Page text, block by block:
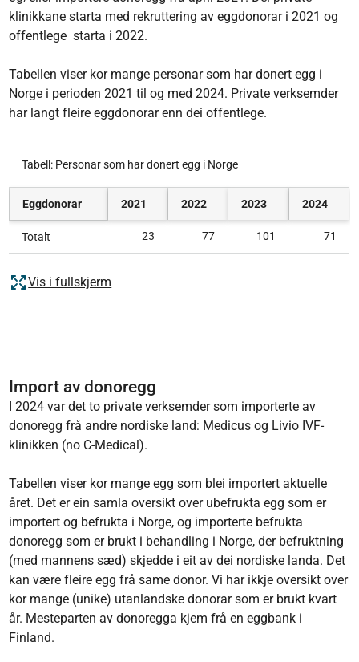
klinikkane starta med rekruttering av eggdonorar i 2021 og
offentlege starta i 2022.
Tabellen viser kor mange personar som har donert egg i
Norge i perioden 2021 til og med 2024. Private verksemder
har langt fleire eggdonorar enn dei offentlege.
Tabell: Personar som har donert egg i Norge
Eggdonorar 2021 2022 2023 2024
Totalt 23 77 101 71
Vis i fullskjerm
Import av donoregg
I 2024 var det to private verksemder som importerte av
donoregg frå andre nordiske land: Medicus og Livio IVF-
klinikken (no C-Medical).
Tabellen viser kor mange egg som blei importert aktuelle
året. Det er ein samla oversikt over ubefrukta egg som er
importert og befrukta i Norge, og importerte befrukta
donoregg som er brukt i behandling i Norge, der befruktning
(med mannens sæd) skjedde i eit av dei nordiske landa. Det
kan være fleire egg frå same donor. Vi har ikkje oversikt over
kor mange (unike) utanlandske donorar som er brukt kvart
år. Mesteparten av donoregga kjem frå en eggbank i
Finland.